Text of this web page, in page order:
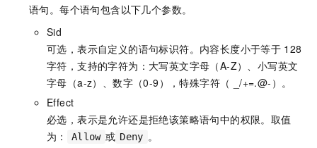
语句。每个语句包含以下几个参数。
Sid
可选，表示自定义的语句标识符。内容长度小于等于 128
字符，支持的字符为：大写英文字母（A-Z）、小写英文
字母（a-z）、数字（0-9），特殊字符（ _/+=.@-）。
Effect
必选，表示是允许还是拒绝该策略语句中的权限。取值
为：
Allow 或 Deny 。